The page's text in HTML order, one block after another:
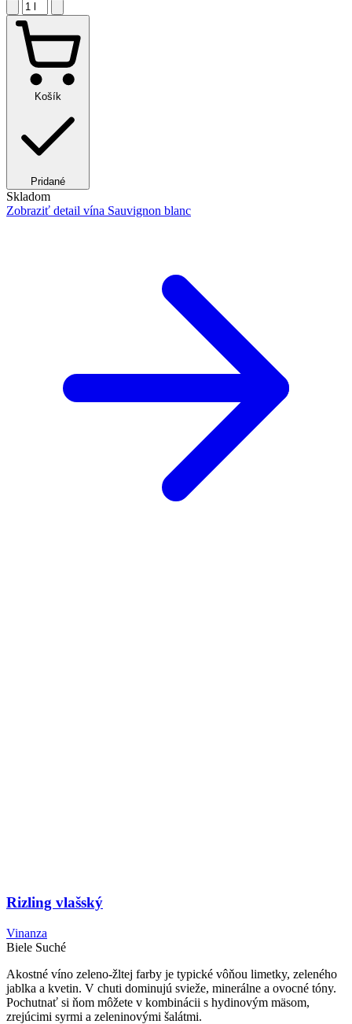
Košík
Pridané
Skladom
Zobraziť detail vína Sauvignon blanc
Rizling vlašský
Vinanza
Biele Suché
Akostné víno zeleno-žltej farby je typické vôňou limetky, zeleného
jablka a kvetin. V chuti dominujú svieže, minerálne a ovocné tóny.
Pochutnať si ňom môžete v kombinácii s hydinovým mäsom,
zrejúcimi syrmi a zeleninovými šalátmi.